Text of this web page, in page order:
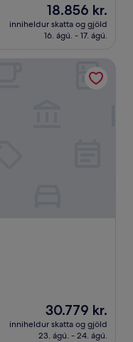
Verðið
er
18.856 kr.
18.856 kr.
inniheldur skatta og gjöld
16. ágú. - 17. ágú.
Verðið
er
30.779 kr.
30.779 kr.
inniheldur skatta og gjöld
23. ágú. - 24. ágú.